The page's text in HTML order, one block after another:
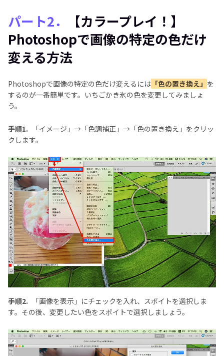
パート2．
【カラープレイ！】
Photoshopで画像の特定の色だけ
変える方法
Photoshopで画像の特定の色だけ変えるには 「色の置き換え」 を
するのが一番簡単です。いちごかき氷の色を変更してみましょ
う。
手順1.
「イメージ」→「色調補正」→「色の置き換え」をクリッ
クします。
手順2.
「画像を表示」にチェックを入れ、スポイトを選択しま
す。その後、変更したい色をスポイトで選択しましょう。